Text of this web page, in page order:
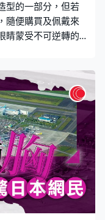
型的一部分，但若
隨便購買及佩戴來
睛蒙受不可逆轉的
估計有約8千萬人
。然而，近期多個
源不明的「水貨」
的人士亦公開售賣
共衛生安全。 眼科
在風險極高，包括
生至眼角膜正中
外，隱形眼鏡的尺
動幅度過大，長期
到細菌感染或阿米